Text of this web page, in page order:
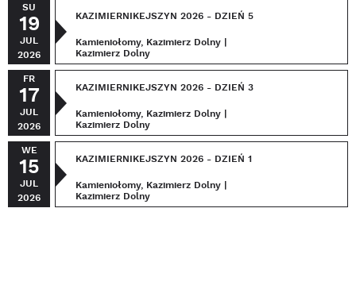
SU
19
JUL
2026
KAZIMIERNIKEJSZYN 2026 - DZIEŃ 5
Kamieniołomy, Kazimierz Dolny |
Kazimierz Dolny
FR
17
JUL
2026
KAZIMIERNIKEJSZYN 2026 - DZIEŃ 3
Kamieniołomy, Kazimierz Dolny |
Kazimierz Dolny
WE
15
JUL
2026
KAZIMIERNIKEJSZYN 2026 - DZIEŃ 1
Kamieniołomy, Kazimierz Dolny |
Kazimierz Dolny